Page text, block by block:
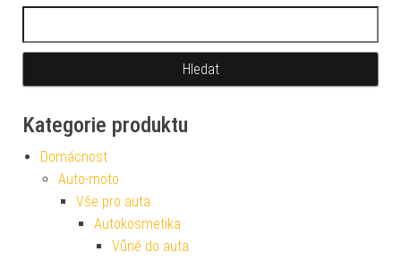
Kategorie produktu
Domácnost
Auto-moto
Vše pro auta
Autokosmetika
Vůně do auta